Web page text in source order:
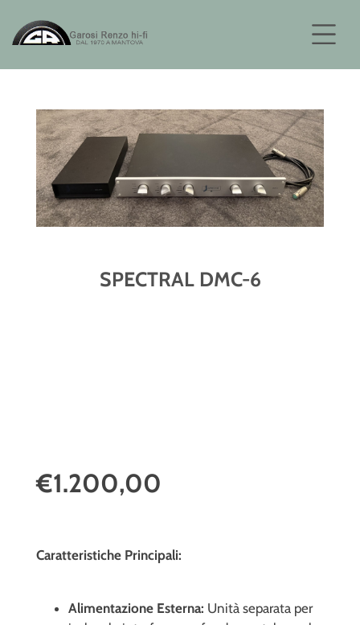
SPECTRAL DMC-6
€1.200,00
Caratteristiche Principali:
Alimentazione Esterna: Unità separata per